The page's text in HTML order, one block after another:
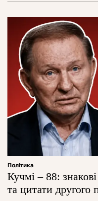
Політика
Кучмі – 88:
та цитати другого